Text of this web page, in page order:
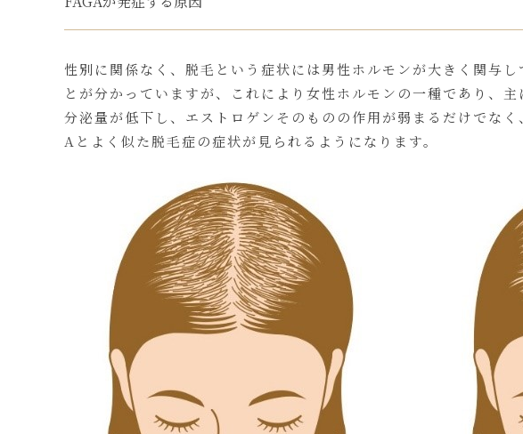
性別に関係なく、脱毛という症状には男性ホルモンが大きく関与
とが分かっていますが、これにより女性ホルモンの一種であり、
分泌量が低下し、エストロゲンそのものの作用が弱まるだけでな
Aとよく似た脱毛症の症状が見られるようになります。